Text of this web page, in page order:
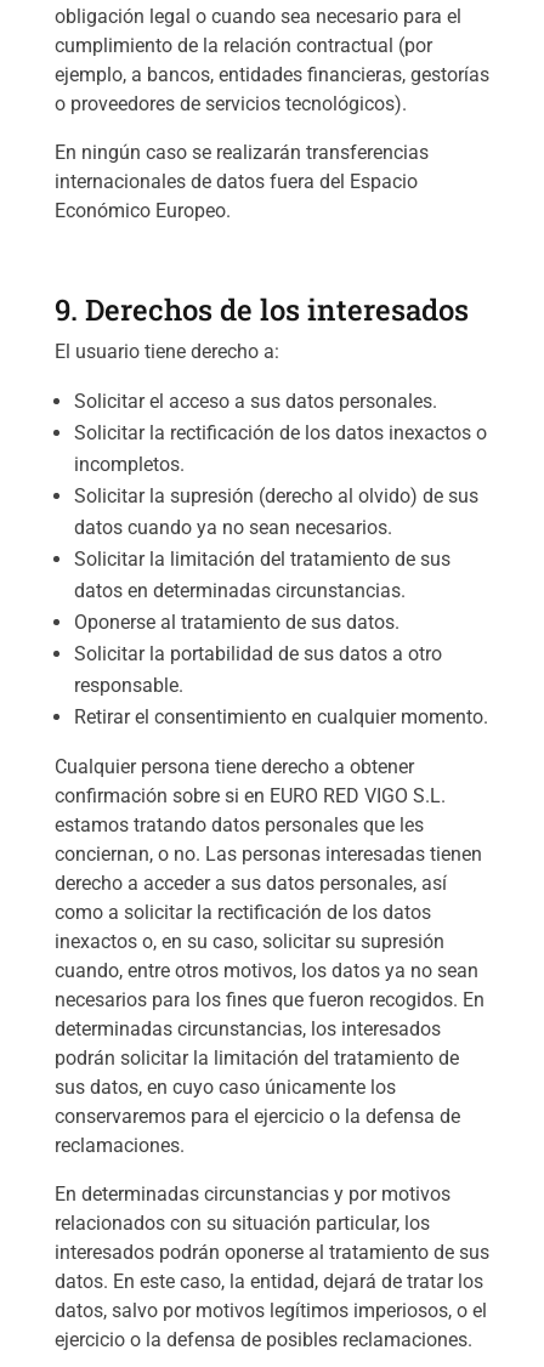
obligación legal o cuando sea necesario para el
cumplimiento de la relación contractual (por
ejemplo, a bancos, entidades financieras, gestorías
o proveedores de servicios tecnológicos).
En ningún caso se realizarán transferencias
internacionales de datos fuera del Espacio
Económico Europeo.
9. Derechos de los interesados
El usuario tiene derecho a:
Solicitar el acceso a sus datos personales.
Solicitar la rectificación de los datos inexactos o
incompletos.
Solicitar la supresión (derecho al olvido) de sus
datos cuando ya no sean necesarios.
Solicitar la limitación del tratamiento de sus
datos en determinadas circunstancias.
Oponerse al tratamiento de sus datos.
Solicitar la portabilidad de sus datos a otro
responsable.
Retirar el consentimiento en cualquier momento.
Cualquier persona tiene derecho a obtener
confirmación sobre si en EURO RED VIGO S.L.
estamos tratando datos personales que les
conciernan, o no. Las personas interesadas tienen
derecho a acceder a sus datos personales, así
como a solicitar la rectificación de los datos
inexactos o, en su caso, solicitar su supresión
cuando, entre otros motivos, los datos ya no sean
necesarios para los fines que fueron recogidos. En
determinadas circunstancias, los interesados
podrán solicitar la limitación del tratamiento de
sus datos, en cuyo caso únicamente los
conservaremos para el ejercicio o la defensa de
reclamaciones.
En determinadas circunstancias y por motivos
relacionados con su situación particular, los
interesados podrán oponerse al tratamiento de sus
datos. En este caso, la entidad, dejará de tratar los
datos, salvo por motivos legítimos imperiosos, o el
ejercicio o la defensa de posibles reclamaciones.